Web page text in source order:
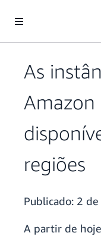
Pular para o conteúdo
As
Amazon
regiões
Publicado: 2
A partir de